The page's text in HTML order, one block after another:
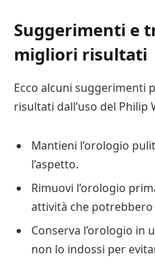
Suggerimenti e
migliori risultati
Ecco alcuni suggerimenti
risultati dall’uso del Philip
Mantieni l’orologio
l’aspetto.
Rimuovi l’orologio
attività che
Conserva l’orologio in
non lo indossi per